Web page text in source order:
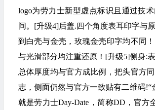
logo为劳力士新型虚点标识且通过技
间。[升级4]后盖.四个角度表耳印字与
到白壳与金壳，玫瑰金壳印字均不同
与光滑部分均注重还原！[升级5]侧身:
总体厚度均与官方成比例，把头官方
志，侧面仍然与官方一致贴有二维码!“
就是劳力士Day-Date，简称DD，官方